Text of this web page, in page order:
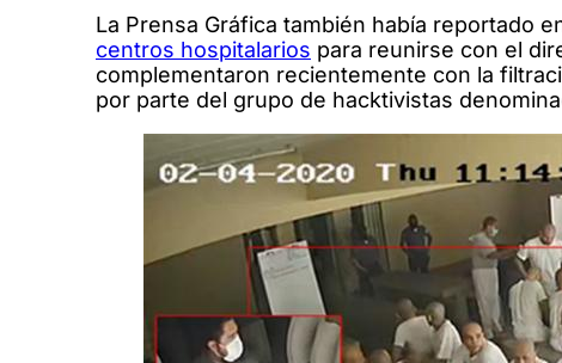
La Prensa Gráfica también había reportado
centros hospitalarios para reunirse con el
complementaron recientemente con la
por parte del grupo de hacktivistas